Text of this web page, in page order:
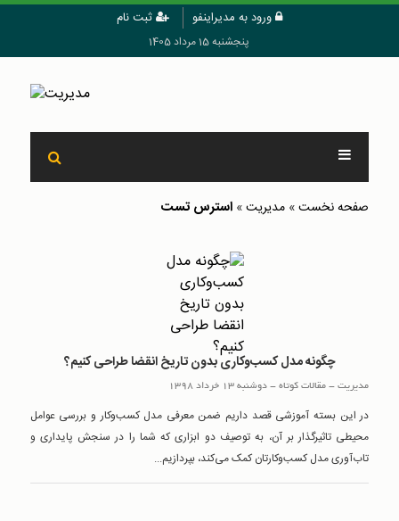
ورود به مدیراینفو ثبت نام
پنجشنبه 15 مرداد 1405
صفحه نخست» مدیریت» استرس تست
چگونه مدل کسب‌و‌کاری بدون تاریخ انقضا طراحی کنیم؟
مدیریت-مقالات کوتاه-دوشنبه 13 خرداد 1398
در این بسته آموزشی قصد داریم ضمن معرفی مدل کسب‌و‌کار و بررسی عوامل
محیطی تاثیرگذار بر آن، به توصیف دو ابزاری که شما را در سنجش پایداری و
تاب‌آوری مدل کسب‌و‌کارتان کمک می‌کند، بپردازیم...